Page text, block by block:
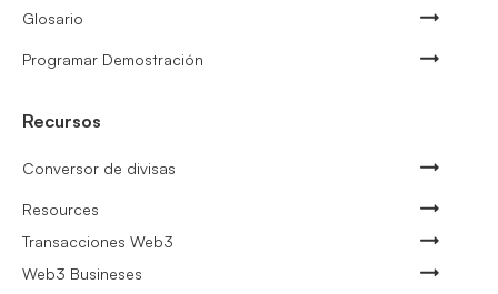
Glosario
Programar Demostración
Recursos
Conversor de divisas
Resources
Transacciones Web3
Web3 Busineses